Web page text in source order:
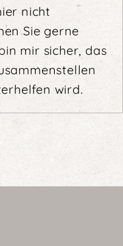
nicht
Sie gerne
mir sicher, das
wird.